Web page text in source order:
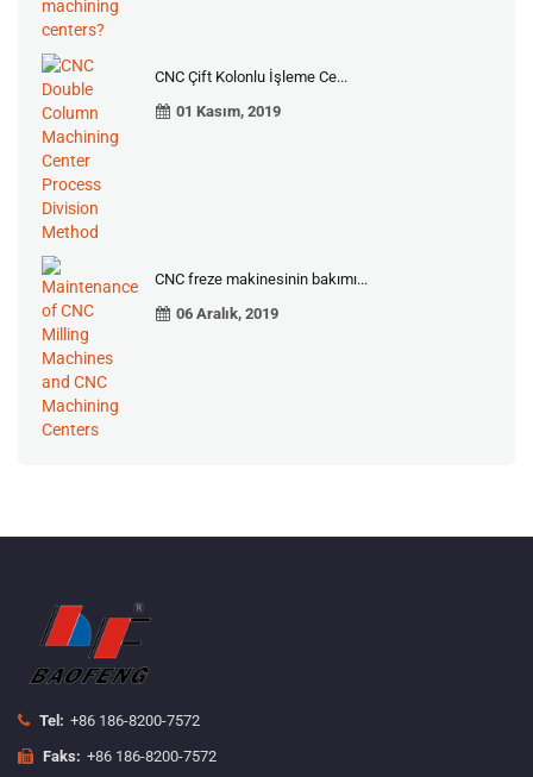
CNC Çift Kolonlu İşleme Ce...
01 Kasım, 2019
CNC freze makinesinin bakımı...
06 Aralık, 2019
Tel: +86 186-8200-7572
Faks: +86 186-8200-7572